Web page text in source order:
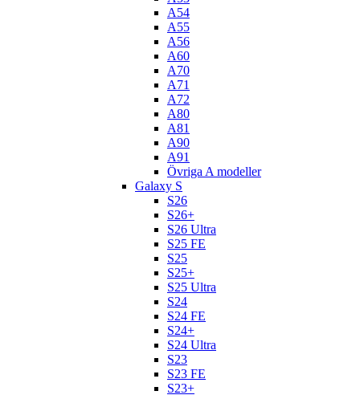
A54
A55
A56
A60
A70
A71
A72
A80
A81
A90
A91
Övriga A modeller
Galaxy S
S26
S26+
S26 Ultra
S25 FE
S25
S25+
S25 Ultra
S24
S24 FE
S24+
S24 Ultra
S23
S23 FE
S23+